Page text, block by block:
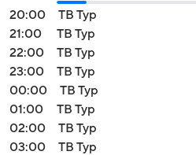
20:00
ТВ Тур
21:00
ТВ Тур
22:00
ТВ Тур
23:00
ТВ Тур
00:00
ТВ Тур
01:00
ТВ Тур
02:00
ТВ Тур
03:00
ТВ Тур